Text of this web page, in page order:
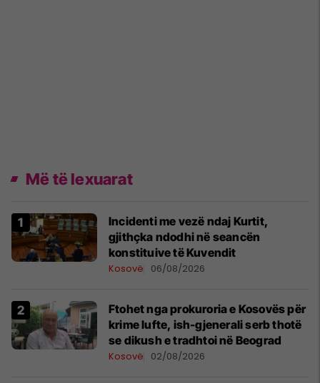
Më të lexuarat
Incidenti me vezë ndaj Kurtit,
gjithçka ndodhi në seancën
konstituive të Kuvendit
Kosovë 06/08/2026
Ftohet nga prokuroria e Kosovës për
krime lufte, ish-gjenerali serb thotë
se dikush e tradhtoi në Beograd
Kosovë 02/08/2026